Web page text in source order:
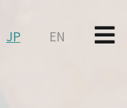
JP EN